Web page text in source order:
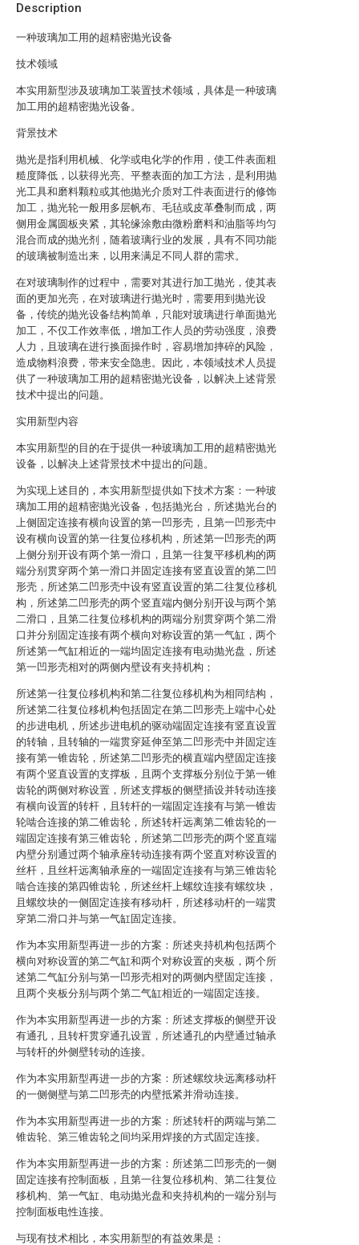
Description
一种玻璃加工用的超精密抛光设备
技术领域
本实用新型涉及玻璃加工装置技术领域，具体是一种玻璃
加工用的超精密抛光设备。
背景技术
抛光是指利用机械、化学或电化学的作用，使工件表面粗
糙度降低，以获得光亮、平整表面的加工方法，是利用抛
光工具和磨料颗粒或其他抛光介质对工件表面进行的修饰
加工，抛光轮一般用多层帆布、毛毡或皮革叠制而成，两
侧用金属圆板夹紧，其轮缘涂敷由微粉磨料和油脂等均匀
混合而成的抛光剂，随着玻璃行业的发展，具有不同功能
的玻璃被制造出来，以用来满足不同人群的需求。
在对玻璃制作的过程中，需要对其进行加工抛光，使其表
面的更加光亮，在对玻璃进行抛光时，需要用到抛光设
备，传统的抛光设备结构简单，只能对玻璃进行单面抛光
加工，不仅工作效率低，增加工作人员的劳动强度，浪费
人力，且玻璃在进行换面操作时，容易增加摔碎的风险，
造成物料浪费，带来安全隐患。因此，本领域技术人员提
供了一种玻璃加工用的超精密抛光设备，以解决上述背景
技术中提出的问题。
实用新型内容
本实用新型的目的在于提供一种玻璃加工用的超精密抛光
设备，以解决上述背景技术中提出的问题。
为实现上述目的，本实用新型提供如下技术方案：一种玻
璃加工用的超精密抛光设备，包括抛光台，所述抛光台的
上侧固定连接有横向设置的第一凹形壳，且第一凹形壳中
设有横向设置的第一往复位移机构，所述第一凹形壳的两
上侧分别开设有两个第一滑口，且第一往复平移机构的两
端分别贯穿两个第一滑口并固定连接有竖直设置的第二凹
形壳，所述第二凹形壳中设有竖直设置的第二往复位移机
构，所述第二凹形壳的两个竖直端内侧分别开设与两个第
二滑口，且第二往复位移机构的两端分别贯穿两个第二滑
口并分别固定连接有两个横向对称设置的第一气缸，两个
所述第一气缸相近的一端均固定连接有电动抛光盘，所述
第一凹形壳相对的两侧内壁设有夹持机构；
所述第一往复位移机构和第二往复位移机构为相同结构，
所述第二往复位移机构包括固定在第二凹形壳上端中心处
的步进电机，所述步进电机的驱动端固定连接有竖直设置
的转轴，且转轴的一端贯穿延伸至第二凹形壳中并固定连
接有第一锥齿轮，所述第二凹形壳的横直端内壁固定连接
有两个竖直设置的支撑板，且两个支撑板分别位于第一锥
齿轮的两侧对称设置，所述支撑板的侧壁插设并转动连接
有横向设置的转杆，且转杆的一端固定连接有与第一锥齿
轮啮合连接的第二锥齿轮，所述转杆远离第二锥齿轮的一
端固定连接有第三锥齿轮，所述第二凹形壳的两个竖直端
内壁分别通过两个轴承座转动连接有两个竖直对称设置的
丝杆，且丝杆远离轴承座的一端固定连接有与第三锥齿轮
啮合连接的第四锥齿轮，所述丝杆上螺纹连接有螺纹块，
且螺纹块的一侧固定连接有移动杆，所述移动杆的一端贯
穿第二滑口并与第一气缸固定连接。
作为本实用新型再进一步的方案：所述夹持机构包括两个
横向对称设置的第二气缸和两个对称设置的夹板，两个所
述第二气缸分别与第一凹形壳相对的两侧内壁固定连接，
且两个夹板分别与两个第二气缸相近的一端固定连接。
作为本实用新型再进一步的方案：所述支撑板的侧壁开设
有通孔，且转杆贯穿通孔设置，所述通孔的内壁通过轴承
与转杆的外侧壁转动的连接。
作为本实用新型再进一步的方案：所述螺纹块远离移动杆
的一侧侧壁与第二凹形壳的内壁抵紧并滑动连接。
作为本实用新型再进一步的方案：所述转杆的两端与第二
锥齿轮、第三锥齿轮之间均采用焊接的方式固定连接。
作为本实用新型再进一步的方案：所述第二凹形壳的一侧
固定连接有控制面板，且第一往复位移机构、第二往复位
移机构、第一气缸、电动抛光盘和夹持机构的一端分别与
控制面板电性连接。
与现有技术相比，本实用新型的有益效果是：